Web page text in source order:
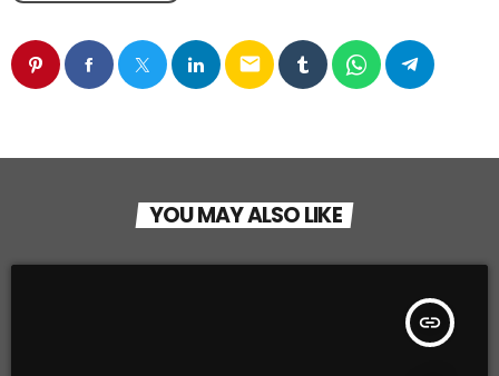
email
YOU MAY ALSO LIKE
insert_link